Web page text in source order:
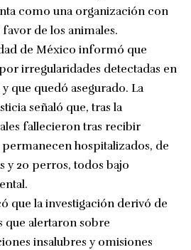
como una organización con
de los animales.
de México informó que
irregularidades detectadas en
que quedó asegurado. La
señaló que, tras la
fallecieron tras recibir
hospitalizados, de
y 20 perros, todos bajo
que la investigación derivó de
que alertaron sobre
insalubres y omisiones